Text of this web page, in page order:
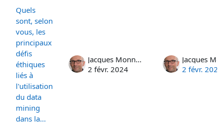
Quels
sont, selon
vous, les
principaux
défis
éthiques
liés à
l'utilisation
du data
mining
dans la...
Jacques Monnard
2 févr. 2024
2 févr.